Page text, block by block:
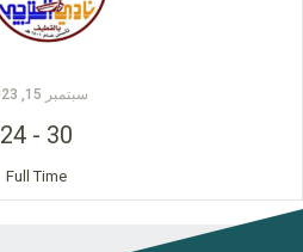
سبتمبر 15, 2023
30
-
24
Full Time